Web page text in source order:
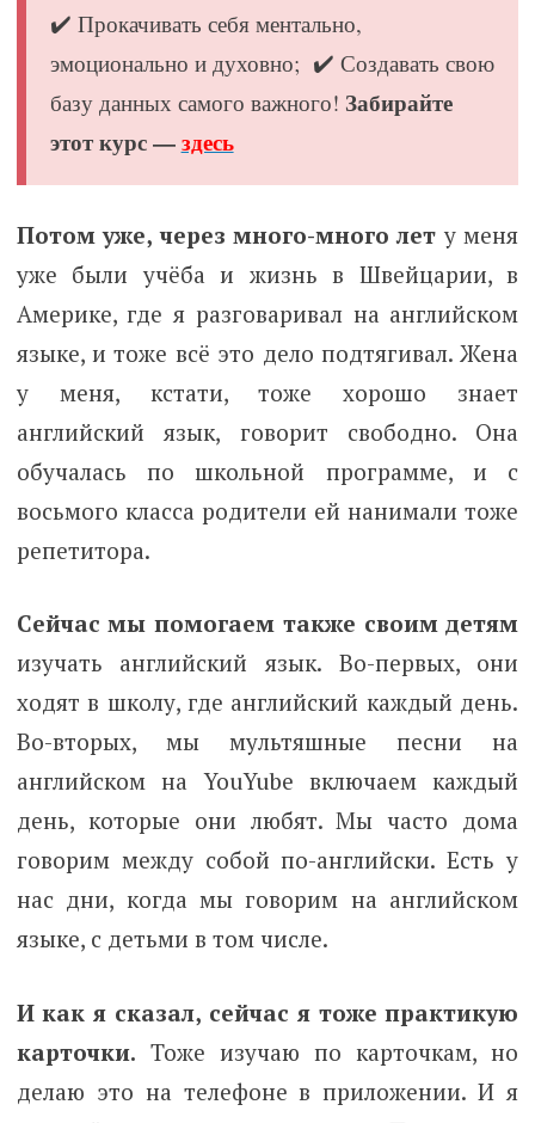
✔️ Прокачивать себя ментально,
эмоционально и духовно; ✔️ Создавать свою
базу данных самого важного! Забирайте
этот курс —здесь
Потом уже, через много-много лет у меня
уже были учёба и жизнь в Швейцарии, в
Америке, где я разговаривал на английском
языке, и тоже всё это дело подтягивал. Жена
у меня, кстати, тоже хорошо знает
английский язык, говорит свободно. Она
обучалась по школьной программе, и с
восьмого класса родители ей нанимали тоже
репетитора.
Сейчас мы помогаем также своим детям
изучать английский язык. Во-первых, они
ходят в школу, где английский каждый день.
Во-вторых, мы мультяшные песни на
английском на YouYube включаем каждый
день, которые они любят. Мы часто дома
говорим между собой по-английски. Есть у
нас дни, когда мы говорим на английском
языке, с детьми в том числе.
И как я сказал, сейчас я тоже практикую
карточки. Тоже изучаю по карточкам, но
делаю это на телефоне в приложении. И я